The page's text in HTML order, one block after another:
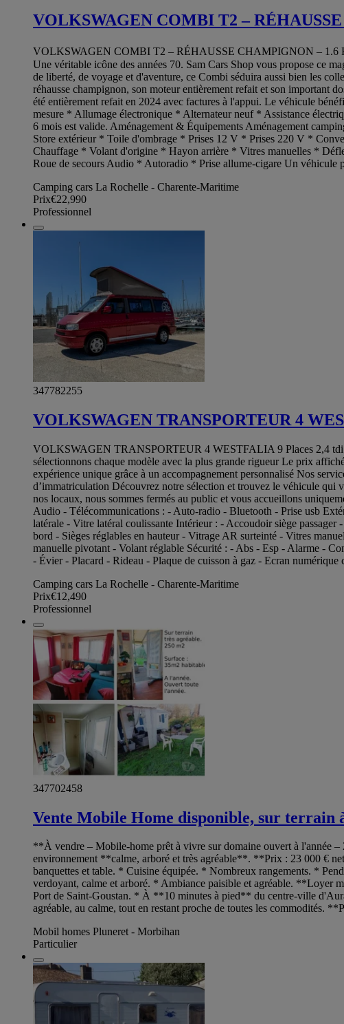
VOLKSWAGEN COMBI T2 –
VOLKSWAGEN COMBI T2 – RÉHAUSSE CHAMPIGNON – 1.6
Une véritable icône des années 70. Sam Cars Shop vous propose ce
de liberté, de voyage et d'aventure, ce Combi séduira aussi bien les
réhausse champignon, son moteur entièrement refait et son important
été entièrement refait en 2024 avec factures à l'appui. Le véhicule
mesure * Allumage électronique * Alternateur neuf * Assistance
6 mois est valide. Aménagement & Équipements Aménagement
Store extérieur * Toile d'ombrage * Prises 12 V * Prises 220 V *
Chauffage * Volant d'origine * Hayon arrière * Vitres manuelles *
Roue de secours Audio * Autoradio * Prise allume-cigare Un véhicule
Camping cars La Rochelle - Charente-Maritime
Prix€22,990
Professionnel
347782255
VOLKSWAGEN TRANSPORTEUR 4
VOLKSWAGEN TRANSPORTEUR 4 WESTFALIA 9 Places 2,4 tdi
sélectionnons chaque modèle avec la plus grande rigueur Le prix
expérience unique grâce à un accompagnement personnalisé Nos
d’immatriculation Découvrez notre sélection et trouvez le véhicule qui
nos locaux, nous sommes fermés au public et vous accueillons
Audio - Télécommunications : - Auto-radio - Bluetooth - Prise usb
latérale - Vitre latéral coulissante Intérieur : - Accoudoir siège
bord - Sièges réglables en hauteur - Vitrage AR surteinté - Vitres
manuelle pivotant - Volant réglable Sécurité : - Abs - Esp - Alarme -
- Évier - Placard - Rideau - Plaque de cuisson à gaz - Ecran
Camping cars La Rochelle - Charente-Maritime
Prix€12,490
Professionnel
347702458
Vente Mobile Home disponible, sur terrain
**À vendre – Mobile-home prêt à vivre sur domaine ouvert à
environnement **calme, arboré et très agréable**. **Prix : 23 000 €
banquettes et table. * Cuisine équipée. * Nombreux rangements. *
verdoyant, calme et arboré. * Ambiance paisible et agréable.
Port de Saint-Goustan. * À **10 minutes à pied** du centre-ville
agréable, au calme, tout en restant proche de toutes les
Mobil homes Pluneret - Morbihan
Particulier